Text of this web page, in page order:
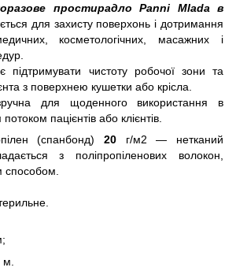
простирадло Panni Mlada в
для захисту поверхонь і дотримання
косметологічних, масажних і
підтримувати чистоту робочої зони та
з поверхнею кушетки або крісла.
для щоденного використання в
пацієнтів або клієнтів.
(спанбонд) 20 г/м2 — нетканий
з поліпропіленових волокон,
способом.